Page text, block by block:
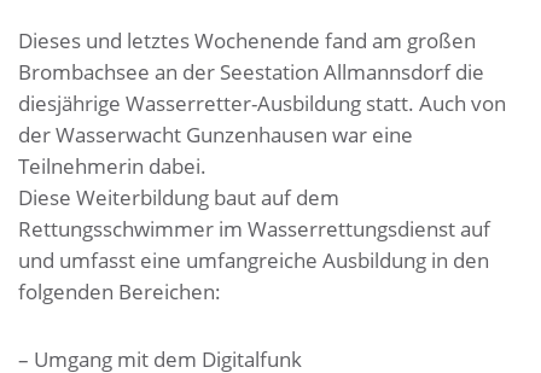
Dieses und letztes Wochenende fand am großen
Brombachsee an der Seestation Allmannsdorf die
diesjährige Wasserretter-Ausbildung statt. Auch von
der Wasserwacht Gunzenhausen war eine
Teilnehmerin dabei.
Diese Weiterbildung baut auf dem
Rettungsschwimmer im Wasserrettungsdienst auf
und umfasst eine umfangreiche Ausbildung in den
folgenden Bereichen:
– Umgang mit dem Digitalfunk